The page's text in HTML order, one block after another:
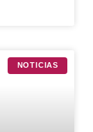
NOTICIAS